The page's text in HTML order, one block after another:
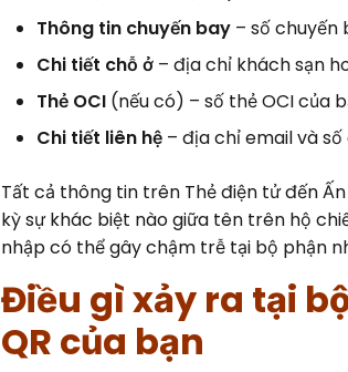
Thông tin chuyến bay – số chuyến
Chi tiết chỗ ở – địa chỉ khách sạn
Thẻ OCI (nếu có) – số thẻ OCI của
Chi tiết liên hệ – địa chỉ email và
Tất cả thông tin trên Thẻ điện tử đến
kỳ sự khác biệt nào giữa tên trên hộ
nhập có thể gây chậm trễ tại bộ phận
Điều gì xảy ra tại
QR của bạn